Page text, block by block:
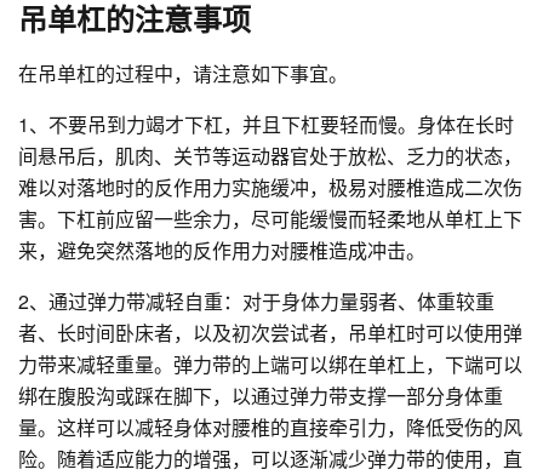
吊单杠的注意事项
在吊单杠的过程中，请注意如下事宜。
1、不要吊到力竭才下杠，并且下杠要轻而慢。身体在长时
间悬吊后，肌肉、关节等运动器官处于放松、乏力的状态，
难以对落地时的反作用力实施缓冲，极易对腰椎造成二次伤
害。下杠前应留一些余力，尽可能缓慢而轻柔地从单杠上下
来，避免突然落地的反作用力对腰椎造成冲击。
2、通过弹力带减轻自重：对于身体力量弱者、体重较重
者、长时间卧床者，以及初次尝试者，吊单杠时可以使用弹
力带来减轻重量。弹力带的上端可以绑在单杠上，下端可以
绑在腹股沟或踩在脚下，以通过弹力带支撑一部分身体重
量。这样可以减轻身体对腰椎的直接牵引力，降低受伤的风
险。随着适应能力的增强，可以逐渐减少弹力带的使用，直